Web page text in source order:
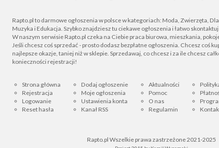
Rapto.pl to darmowe ogłoszenia w polsce w kategoriach: Moda, Zwierzęta, Dla
Muzyka i Edukacja. Szybko znajdziesz tu ciekawe ogłoszenia i łatwo
W naszym serwisie Rapto.pl czeka na Ciebie praca biurowa, mieszkania,
Jeśli chcesz coś sprzedać - prosto dodasz bezpłatne ogłoszenia. Chcesz coś
najlepsze okazje, taniej niż w sklepie. Sprzedawaj, co chcesz i za ile chcesz
konieczności rejestracji!
Strona główna
Rejestracja
Logowanie
Reset hasła
Dodaj ogłoszenie
Moje ogłoszenia
Ustawienia konta
Kanał RSS
Aktualności
Pomoc
O nas
Regulamin
Rapto.pl Wszelkie prawa zastrzeżone 2021-2025